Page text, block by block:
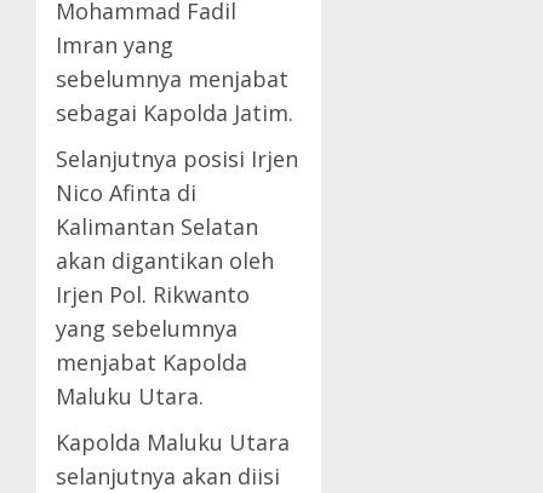
Mohammad Fadil
Imran yang
sebelumnya menjabat
sebagai Kapolda Jatim.
Selanjutnya posisi Irjen
Nico Afinta di
Kalimantan Selatan
akan digantikan oleh
Irjen Pol. Rikwanto
yang sebelumnya
menjabat Kapolda
Maluku Utara.
Kapolda Maluku Utara
selanjutnya akan diisi